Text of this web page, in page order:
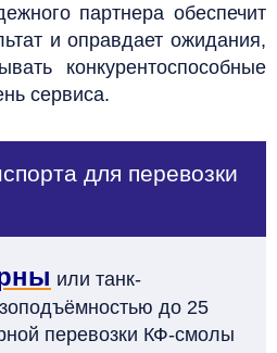
партнера обеспечит
и оправдает ожидания,
конкурентоспособные
сервиса.
для перевозки
или танк-
до 25
перевозки КФ-смолы